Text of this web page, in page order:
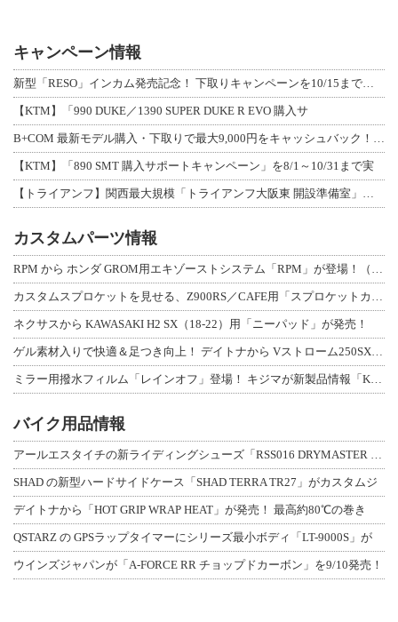
キャンペーン情報
【KTM】「990 DUKE／1390 SUPER DUKE R EVO 購入サ
【KTM】「890 SMT 購入サポートキャンペーン」を8/1～10/31まで実
カスタムパーツ情報
ネクサスから KAWASAKI H2 SX（18-22）用「ニーパッド」が発売！
バイク用品情報
SHAD の新型ハードサイドケース「SHAD TERRA TR27」がカスタムジ
デイトナから「HOT GRIP WRAP HEAT」が発売！ 最高約80℃の巻き
QSTARZ の GPSラップタイマーにシリーズ最小ボディ「LT-9000S」が
ウインズジャパンが「A-FORCE RR チョップドカーボン」を9/10発売！